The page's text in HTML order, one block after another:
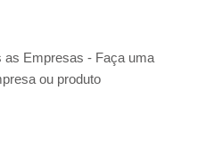
as Empresas - Faça uma
ou produto